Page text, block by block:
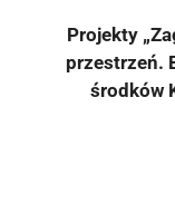
Projekty
przestrzeń.
środków